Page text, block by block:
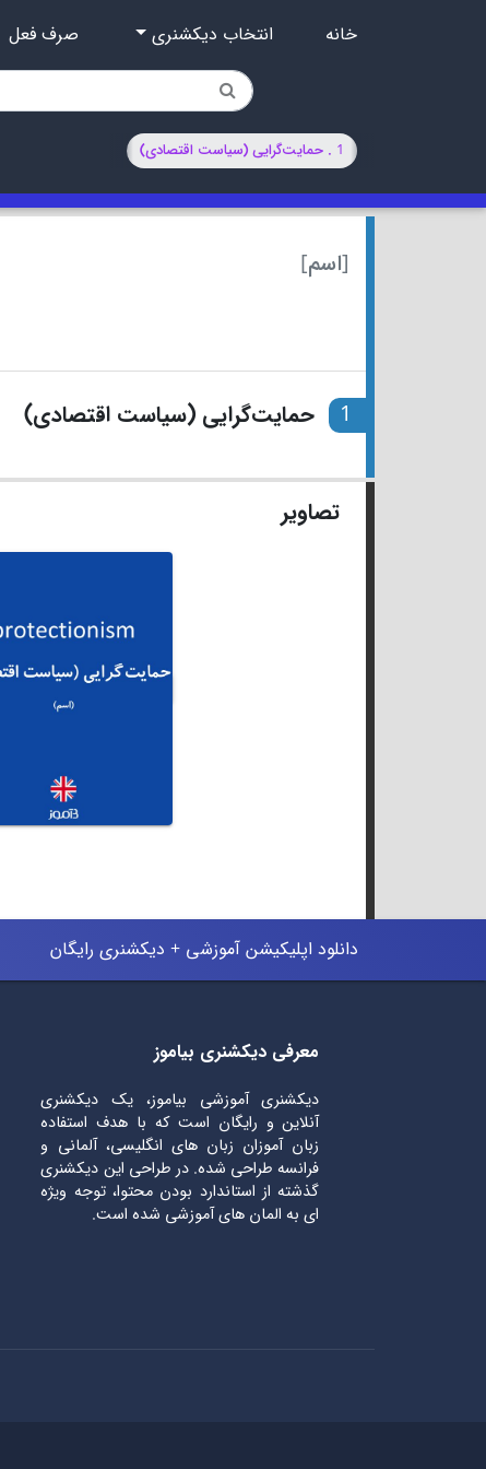
خانه انتخاب دیکشنری صرف فعل
1 . حمایت‌گرایی (سیاست اقتصادی)
[اسم]
1 حمایت‌گرایی (سیاست اقتصادی)
تصاویر
دانلود اپلیکیشن آموزشی + دیکشنری رایگان
معرفی دیکشنری بیاموز
دیکشنری آموزشی بیاموز، یک دیکشنری
آنلاین و رایگان است که با هدف استفاده
زبان آموزان زبان های انگلیسی، آلمانی و
فرانسه طراحی شده. در طراحی این دیکشنری
گذشته از استاندارد بودن محتوا، توجه ویژه
ای به المان های آموزشی شده است.